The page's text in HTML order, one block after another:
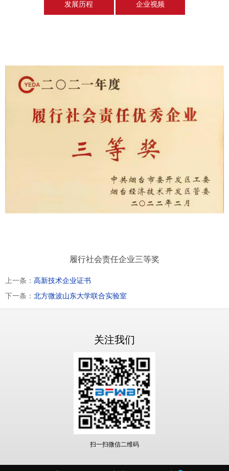
发展历程 企业视频
履行社会责任企业三等奖
上一条： 高新技术企业证书
下一条： 北方微波山东大学联合实验室
关注我们
扫一扫微信二维码